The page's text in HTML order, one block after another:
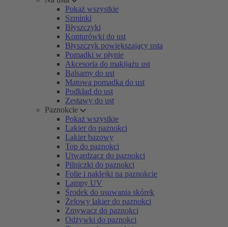
Pokaż wszystkie
Szminki
Błyszczyki
Konturówki do ust
Błyszczyk powiększający usta
Pomadki w płynie
Akcesoria do makijażu ust
Balsamy do ust
Matowa pomadka do ust
Podkład do ust
Zestawy do ust
Paznokcie
Pokaż wszystkie
Lakier do paznokci
Lakier bazowy
Top do paznokci
Utwardzacz do paznokci
Pilniczki do paznokci
Folie i naklejki na paznokcie
Lampy UV
Środek do usuwania skórek
Żelowy lakier do paznokci
Zmywacz do paznokci
Odżywki do paznokci